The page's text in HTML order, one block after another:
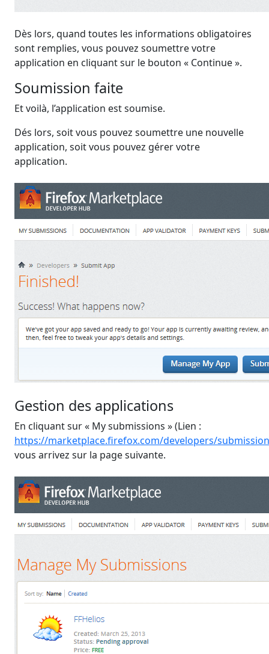
Dès lors, quand toutes les informations obligatoires
sont remplies, vous pouvez soumettre votre
application en cliquant sur le bouton « Continue ».
Soumission faite
Et voilà, l’application est soumise.
Dés lors, soit vous pouvez soumettre une nouvelle
application, soit vous pouvez gérer votre
application.
Gestion des applications
En cliquant sur « My submissions » (Lien :
https://marketplace.firefox.com/developers/
vous arrivez sur la page suivante.